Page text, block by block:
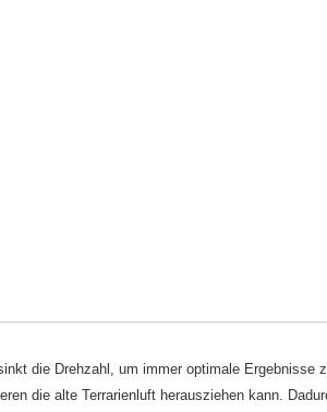
die Drehzahl, um immer optimale
die alte Terrarienluft herausziehen kann.